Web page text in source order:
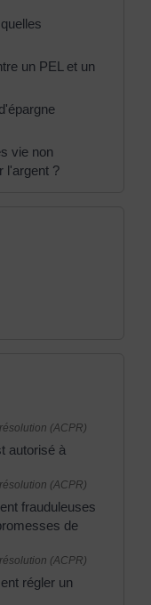
un PEL et un
vie non
l'argent ?
(ACPR)
autorisé à
(ACPR)
frauduleuses
de
(ACPR)
régler un